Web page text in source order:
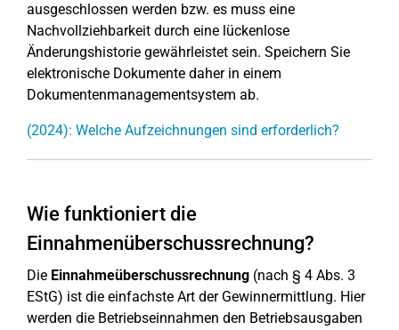
ausgeschlossen werden bzw. es muss eine
Nachvollziehbarkeit durch eine lückenlose
Änderungshistorie gewährleistet sein. Speichern Sie
elektronische Dokumente daher in einem
Dokumentenmanagementsystem ab.
(2024): Welche Aufzeichnungen sind erforderlich?
Wie funktioniert die
Einnahmenüberschussrechnung?
Die Einnahmeüberschussrechnung (nach § 4 Abs. 3
EStG) ist die einfachste Art der Gewinnermittlung. Hier
werden die Betriebseinnahmen den Betriebsausgaben